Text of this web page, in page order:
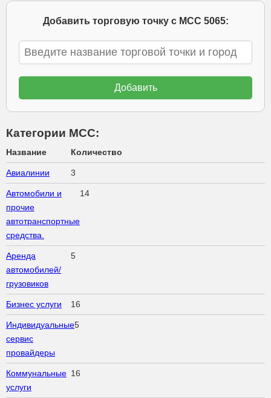
Добавить торговую точку с МСС 5065:
Категории МСС:
Название Количество
Авиалинии 3
Автомобили и
прочие
автотранспортные
средства.
14
Аренда
автомобилей/
грузовиков
5
Бизнес услуги 16
Индивидуальные
сервис
провайдеры
5
Коммунальные
услуги
16